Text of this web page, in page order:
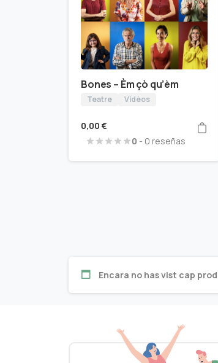
Bones – Èm çò qu’èm
Teatre Vidèos
0,00 €
0 - 0 reseñas
Encara no has vist cap